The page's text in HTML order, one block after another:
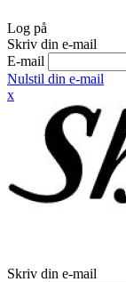
Log på
Skriv din e-mail
E-mail
Nulstil din e-mail
x
Skriv din e-mail